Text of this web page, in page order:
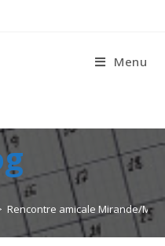
Menu
Rencontre amicale Mirande/